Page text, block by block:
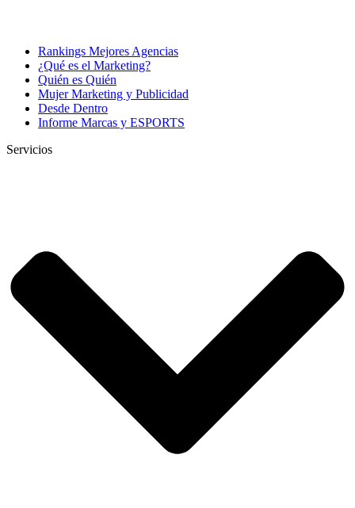
Rankings Mejores Agencias
¿Qué es el Marketing?
Quién es Quién
Mujer Marketing y Publicidad
Desde Dentro
Informe Marcas y ESPORTS
Servicios